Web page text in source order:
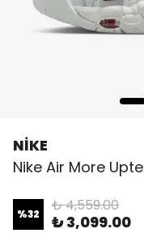
NİKE
Nike Air More
%32 ₺ 4,559.00
₺ 3,099.00